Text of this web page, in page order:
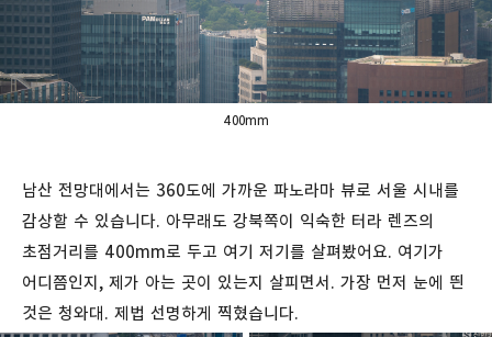
400mm
남산 전망대에서는 360도에 가까운 파노라마 뷰로 서울 시내를
감상할 수 있습니다. 아무래도 강북쪽이 익숙한 터라 렌즈의
초점거리를 400mm로 두고 여기 저기를 살펴봤어요. 여기가
어디쯤인지, 제가 아는 곳이 있는지 살피면서. 가장 먼저 눈에 띈
것은 청와대. 제법 선명하게 찍혔습니다.